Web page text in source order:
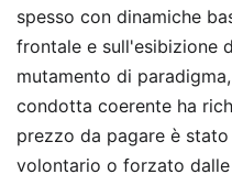
spesso con dinamiche
frontale e sull'esibizione
mutamento di
condotta coerente ha
prezzo da pagare è
volontario o forzato